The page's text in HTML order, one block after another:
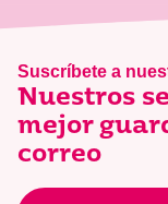
Suscríbete a
Nuestros
mejor
correo